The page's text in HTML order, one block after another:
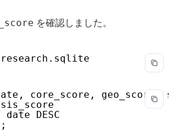
を確認しました。
date, core_score, geo_score,
date DESC